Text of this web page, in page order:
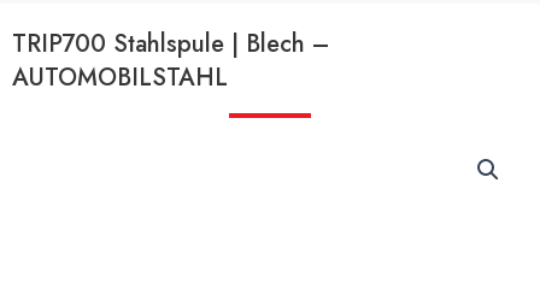
TRIP700 Stahlspule | Blech –
AUTOMOBILSTAHL